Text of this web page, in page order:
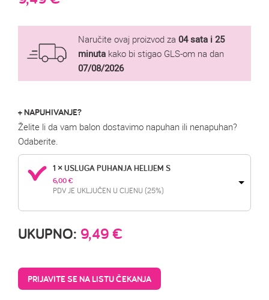
Naručite ovaj proizvod za 04 sata i 25
minuta kako bi stigao GLS-om na dan
07/08/2026
+ NAPUHIVANJE?
Želite li da vam balon dostavimo napuhan ili nenapuhan?
Odaberite.
1 × USLUGA PUHANJA HELIJEM S
6,00 €
PDV JE UKLJUČEN U CIJENU (25%)
UKUPNO: 9,49€
PRIJAVITE SE NA LISTU ČEKANJA